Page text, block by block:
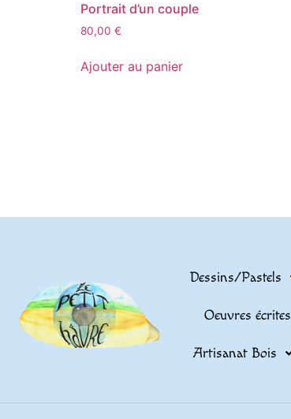
Portrait d’un couple
80,00 €
Ajouter au panier
Dessins/Pastels
Oeuvres écrites
Artisanat Bois